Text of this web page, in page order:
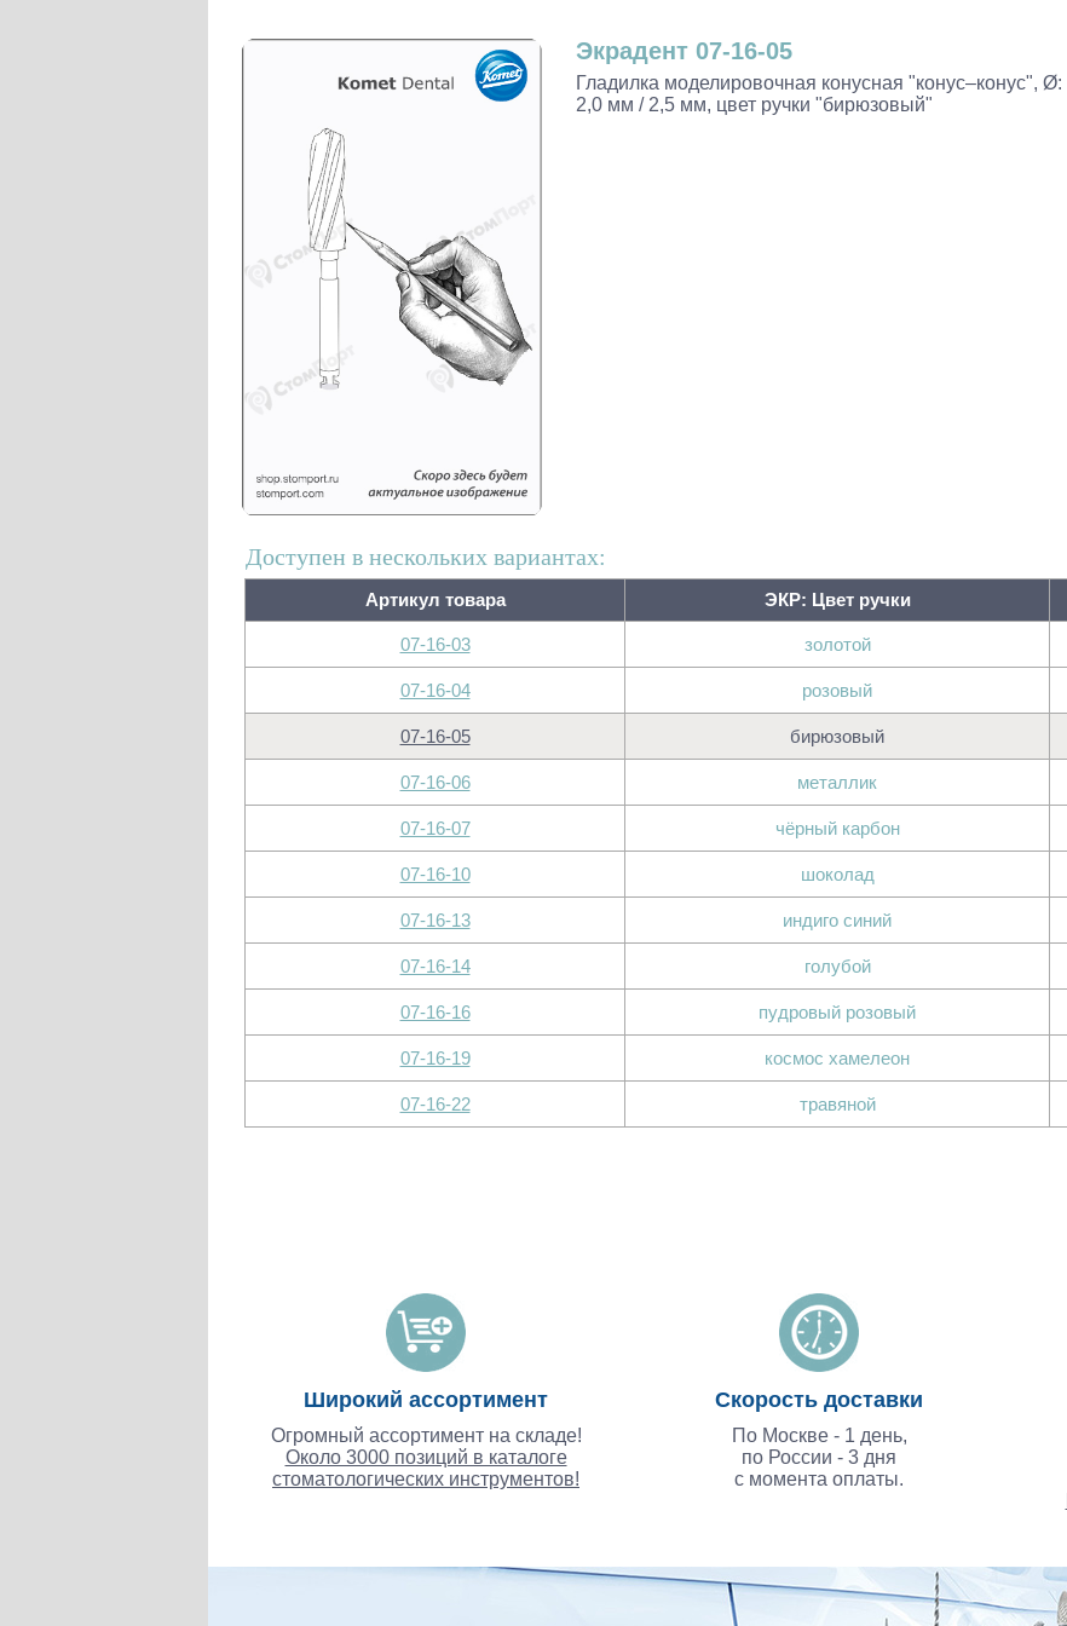
Наконечники и переходники KaVo
Экрадент 07-16-05
Гладилка моделировочная конусная "конус–конус", Ø:
2,0 мм / 2,5 мм, цвет ручки "бирюзовый"
Доступен в нескольких вариантах:
Артикул товара ЭКР: Цвет ручки
07-16-03 золотой
07-16-04 розовый
07-16-05 бирюзовый
07-16-06 металлик
07-16-07 чёрный карбон
07-16-10 шоколад
07-16-13 индиго синий
07-16-14 голубой
07-16-16 пудровый розовый
07-16-19 космос хамелеон
07-16-22 травяной
Широкий ассортимент
Огромный ассортимент на складе!
Около 3000 позиций в каталоге
стоматологических инструментов!
Скорость доставки
По Москве - 1 день,
по России - 3 дня
с момента оплаты.